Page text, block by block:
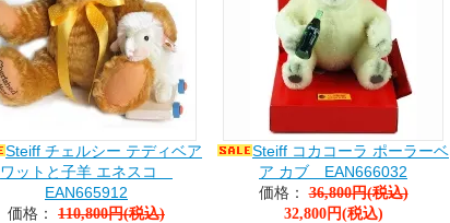
Steiff チェルシー テディベア
ワットと子羊 エネスコ
EAN665912
価格：
110,800円(税込)
Steiff コカコーラ ポーラーベ
ア カブ EAN666032
価格：
36,800円(税込)
32,800円(税込)